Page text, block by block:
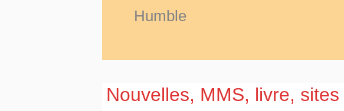
Humble
Nouvelles, MMS, livre,